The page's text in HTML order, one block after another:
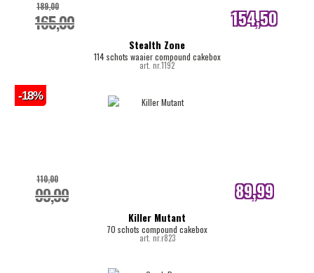
Stealth Zone
114 schots waaier compound cakebox
art. nr.1192
165,00
189,00 154,50
internetprijs
Killer Mutant
70 schots compound cakebox
art. nr.r823
99,99
110,00 89,99
internetprijs
-18%